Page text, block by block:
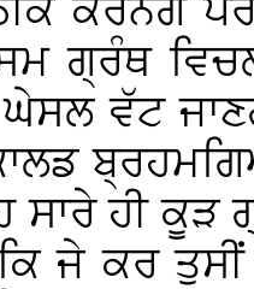
ਕਰਨਗੇ
ਗ੍ਰੰਥ
ਵੱਟ
ਸਾਰੇ ਹੀ ਕੂੜ
ਜੇ ਕਰ ਤੁਸੀਂ